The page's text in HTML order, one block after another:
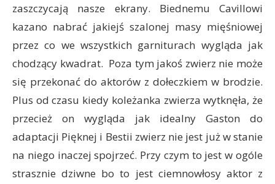
zaszczycają nasze ekrany. Biednemu Cavillowi
kazano nabrać jakiejś szalonej masy mięśniowej
przez co we wszystkich garniturach wygląda jak
chodzący kwadrat. Poza tym jakoś zwierz nie może
się przekonać do aktorów z dołeczkiem w brodzie.
Plus od czasu kiedy koleżanka zwierza wytknęła, że
przecież on wygląda jak idealny Gaston do
adaptacji Pięknej i Bestii zwierz nie jest już w stanie
na niego inaczej spojrzeć. Przy czym to jest w ogóle
strasznie dziwne bo to jest ciemnowłosy aktor z